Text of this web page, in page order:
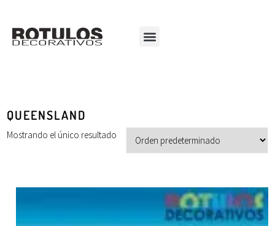
QUEENSLAND
Mostrando el único resultado